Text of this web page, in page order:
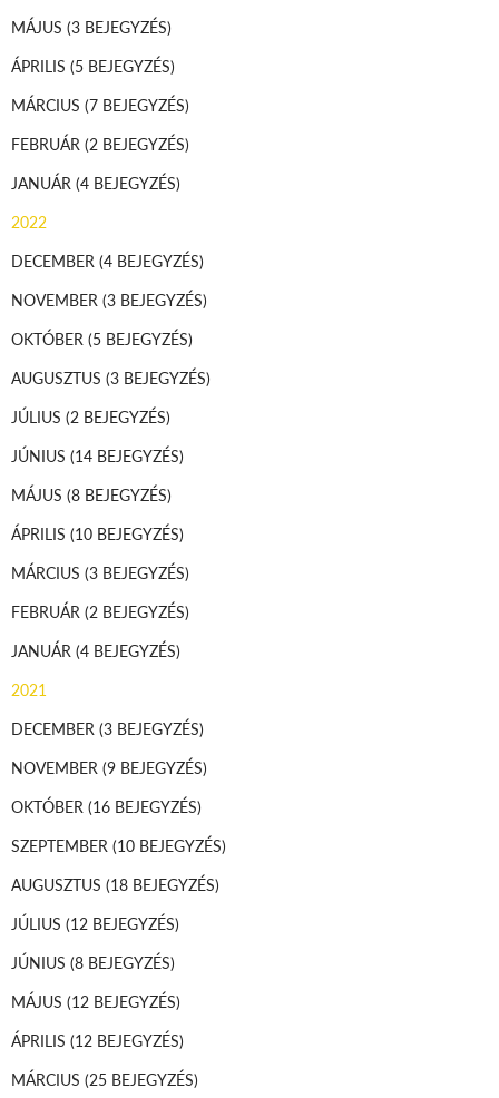
MÁJUS (3 BEJEGYZÉS)
ÁPRILIS (5 BEJEGYZÉS)
MÁRCIUS (7 BEJEGYZÉS)
FEBRUÁR (2 BEJEGYZÉS)
JANUÁR (4 BEJEGYZÉS)
2022
DECEMBER (4 BEJEGYZÉS)
NOVEMBER (3 BEJEGYZÉS)
OKTÓBER (5 BEJEGYZÉS)
AUGUSZTUS (3 BEJEGYZÉS)
JÚLIUS (2 BEJEGYZÉS)
JÚNIUS (14 BEJEGYZÉS)
MÁJUS (8 BEJEGYZÉS)
ÁPRILIS (10 BEJEGYZÉS)
MÁRCIUS (3 BEJEGYZÉS)
FEBRUÁR (2 BEJEGYZÉS)
JANUÁR (4 BEJEGYZÉS)
2021
DECEMBER (3 BEJEGYZÉS)
NOVEMBER (9 BEJEGYZÉS)
OKTÓBER (16 BEJEGYZÉS)
SZEPTEMBER (10 BEJEGYZÉS)
AUGUSZTUS (18 BEJEGYZÉS)
JÚLIUS (12 BEJEGYZÉS)
JÚNIUS (8 BEJEGYZÉS)
MÁJUS (12 BEJEGYZÉS)
ÁPRILIS (12 BEJEGYZÉS)
MÁRCIUS (25 BEJEGYZÉS)